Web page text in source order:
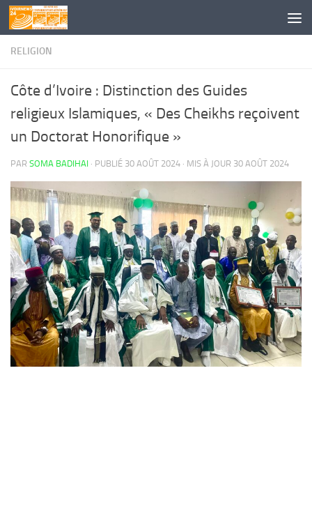
Skip to content
RELIGION
Côte d’Ivoire : Distinction des Guides
religieux Islamiques, « Des Cheikhs reçoivent
un Doctorat Honorifique »
PAR SOMA BADIHAI · PUBLIÉ 30 AOÛT 2024 · MIS À JOUR 30 AOÛT 2024